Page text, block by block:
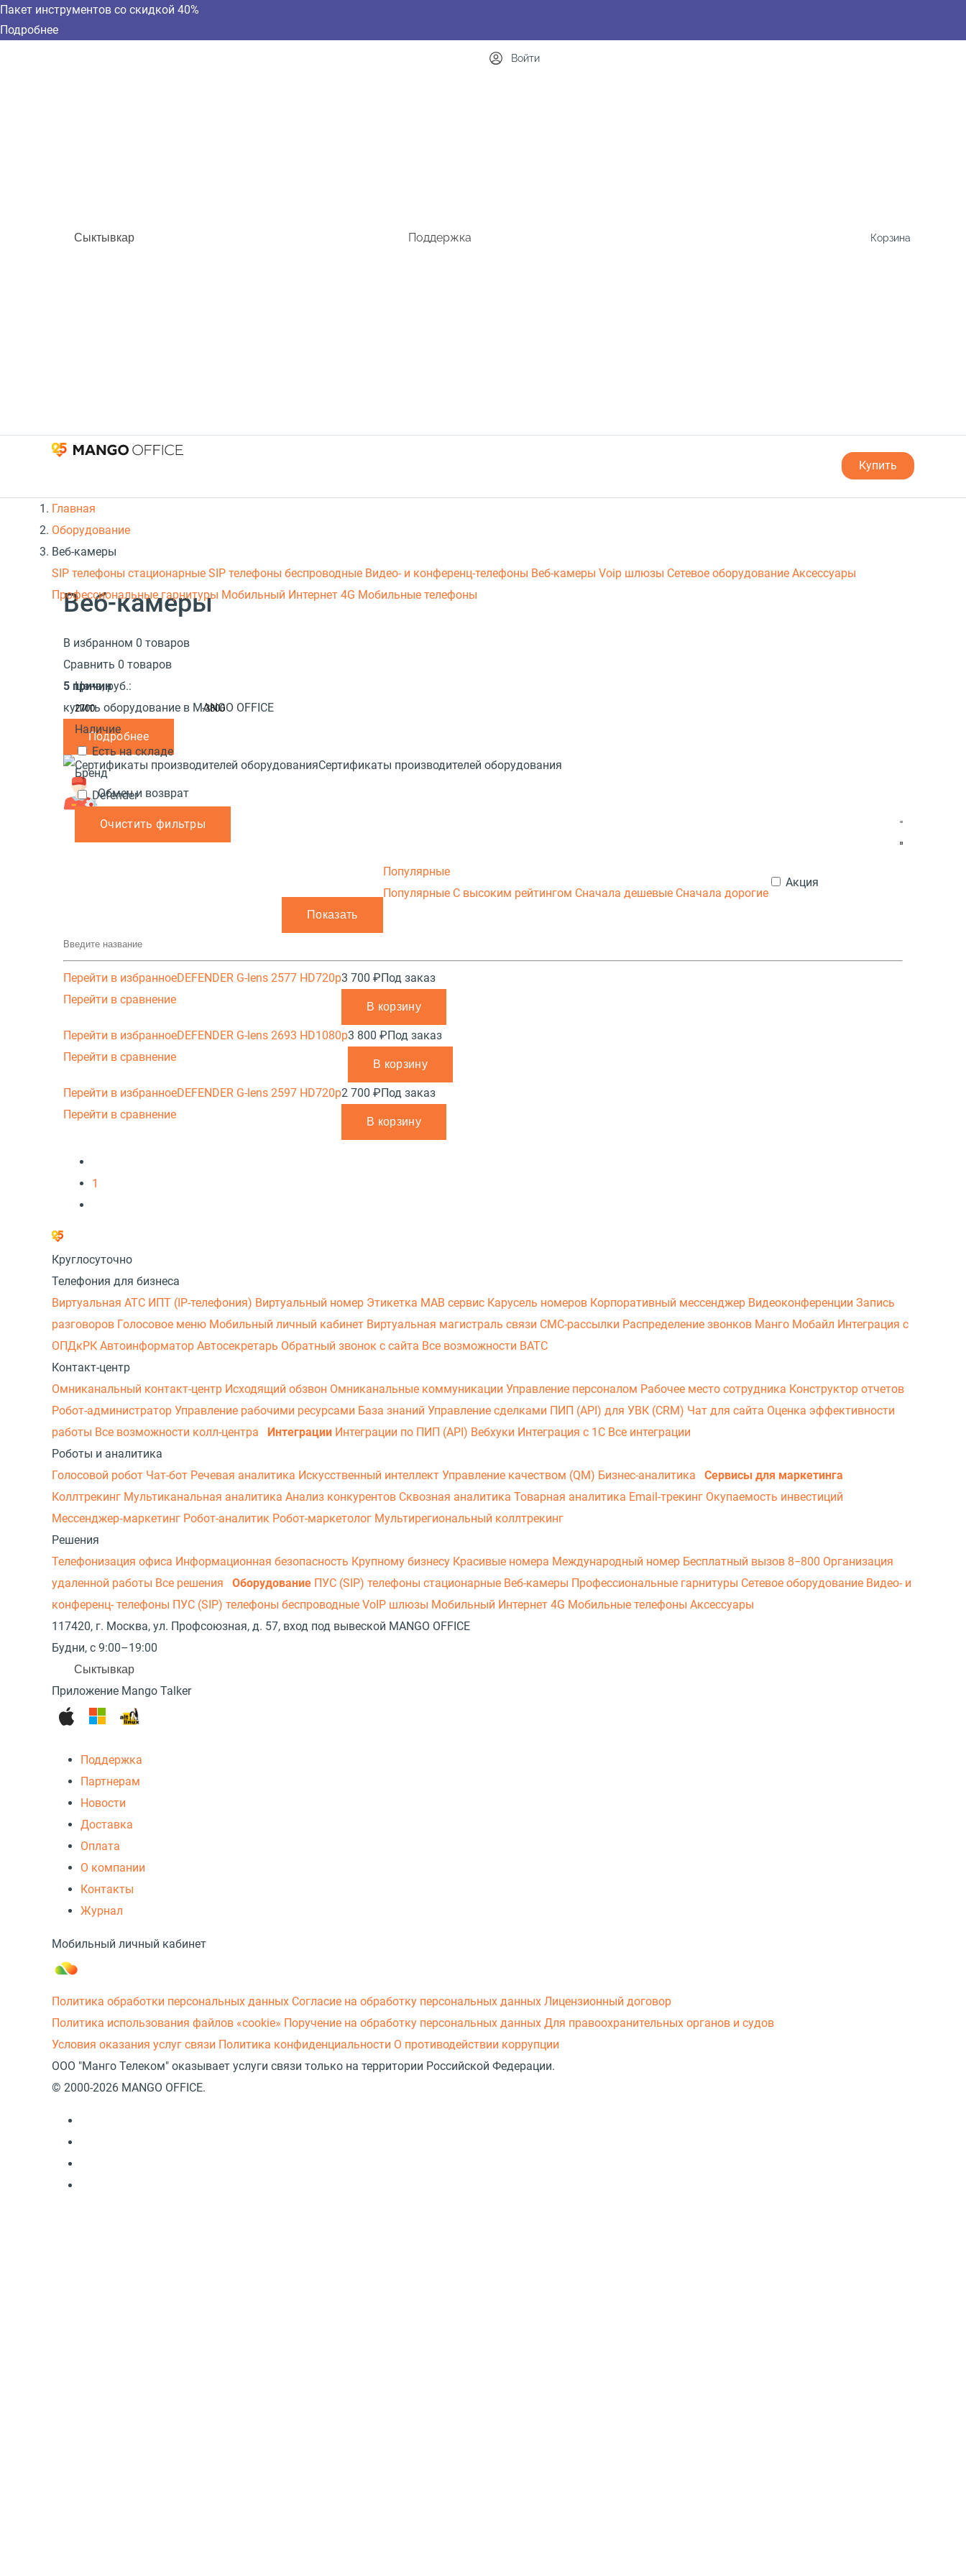
Пакет инструментов со скидкой 40%
Подробнее
Сыктывкар Поддержка
Войти
Корзина
Купить
Главная
Оборудование
Веб-камеры
SIP телефоны стационарные SIP телефоны беспроводные Видео- и конференц-телефоны Веб-камеры Voip шлюзы Сетевое оборудование Аксессуары
Профессиональные гарнитуры Мобильный Интернет 4G Мобильные телефоны
Веб-камеры
В избранном 0 товаров
Сравнить 0 товаров
Цена, руб.:
-
Наличие
Есть на складе
Бренд
Defender
Очистить фильтры
5 причин
купить оборудование в MANGO OFFICE
Подробнее
Сертификаты производителей оборудования
Обмен и возврат
Популярные
Популярные С высоким рейтингом Сначала дешевые Сначала дорогие
Акция
Перейти в избранное
Перейти в сравнение
DEFENDER G-lens 2577 HD720p3 700 ₽Под заказ
В корзину
Перейти в избранное
Перейти в сравнение
DEFENDER G-lens 2693 HD1080p3 800 ₽Под заказ
В корзину
Перейти в избранное
Перейти в сравнение
DEFENDER G-lens 2597 HD720p2 700 ₽Под заказ
В корзину
1
Круглосуточно
Телефония для бизнеса
Виртуальная АТС ИПТ (IP-телефония) Виртуальный номер Этикетка МАВ сервис Карусель номеров Корпоративный мессенджер Видеоконференции Запись
разговоров Голосовое меню Мобильный личный кабинет Виртуальная магистраль связи СМС-рассылки Распределение звонков Манго Мобайл Интеграция с
ОПДкРК Автоинформатор Автосекретарь Обратный звонок с сайта Все возможности ВАТС
Контакт-центр
Омниканальный контакт-центр Исходящий обзвон Омниканальные коммуникации Управление персоналом Рабочее место сотрудника Конструктор отчетов
Робот-администратор Управление рабочими ресурсами База знаний Управление сделками ПИП (API) для УВК (CRM) Чат для сайта Оценка эффективности
работы Все возможности колл-центра Интеграции Интеграции по ПИП (API) Вебхуки Интеграция с 1С Все интеграции
Роботы и аналитика
Голосовой робот Чат-бот Речевая аналитика Искусственный интеллект Управление качеством (QM) Бизнес-аналитика
Сервисы для маркетинга
Коллтрекинг Мультиканальная аналитика Анализ конкурентов Сквозная аналитика Товарная аналитика Email-трекинг Окупаемость инвестиций
Мессенджер‑маркетинг Робот-аналитик Робот-маркетолог Мультирегиональный коллтрекинг
Решения
Телефонизация офиса Информационная безопасность Крупному бизнесу Красивые номера Международный номер Бесплатный вызов 8−800 Организация
удаленной работы Все решения Оборудование ПУС (SIP) телефоны стационарные Веб-камеры Профессиональные гарнитуры Сетевое оборудование Видео- и
конференц- телефоны ПУС (SIP) телефоны беспроводные VoIP шлюзы Мобильный Интернет 4G Мобильные телефоны Аксессуары
117420, г. Москва, ул. Профсоюзная, д. 57, вход под вывеской MANGO OFFICE
Будни, с 9:00–19:00
Сыктывкар
Приложение Mango Talker
Поддержка
Партнерам
Новости
Доставка
Оплата
О компании
Контакты
Журнал
Мобильный личный кабинет
Политика обработки персональных данных Согласие на обработку персональных данных Лицензионный договор
Политика использования файлов «cookie» Поручение на обработку персональных данных Для правоохранительных органов и судов
Условия оказания услуг связи Политика конфиденциальности О противодействии коррупции
ООО "Манго Телеком" оказывает услуги связи только на территории Российской Федерации.
© 2000-2026 MANGO OFFICE.